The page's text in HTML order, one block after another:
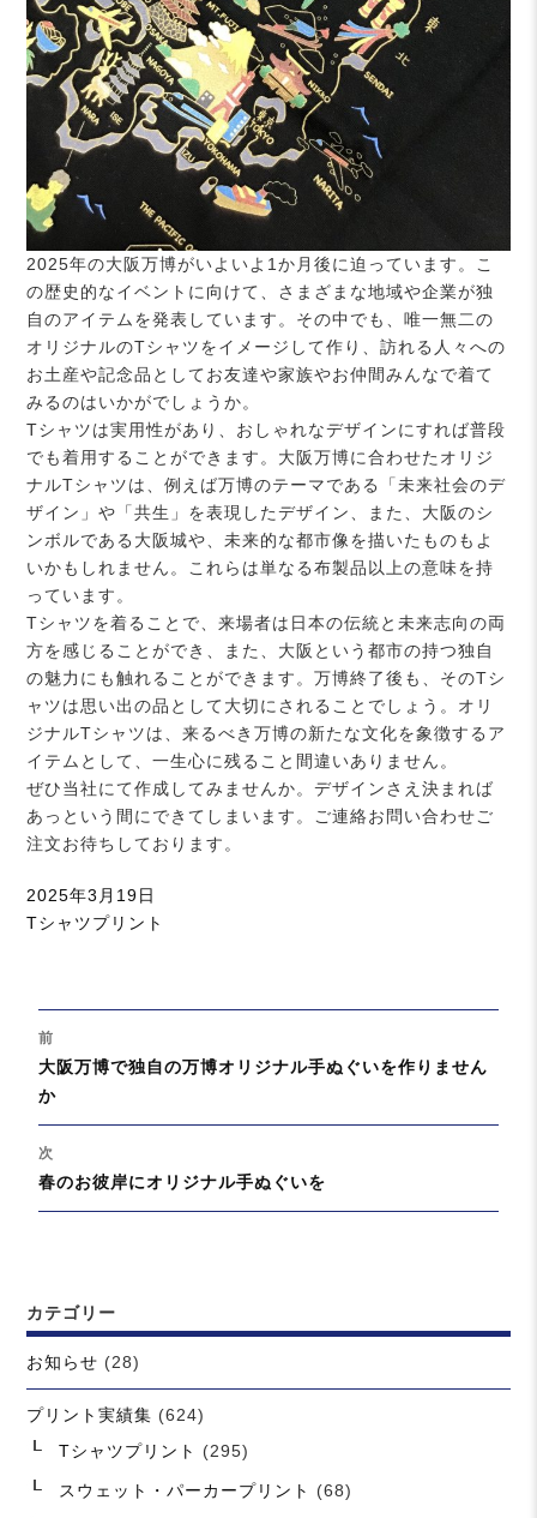
2025年の大阪万博がいよいよ1か月後に迫っています。こ
の歴史的なイベントに向けて、さまざまな地域や企業が独
自のアイテムを発表しています。その中でも、唯一無二の
オリジナルのTシャツをイメージして作り、訪れる人々への
お土産や記念品としてお友達や家族やお仲間みんなで着て
みるのはいかがでしょうか。
Tシャツは実用性があり、おしゃれなデザインにすれば普段
でも着用することができます。大阪万博に合わせたオリジ
ナルTシャツは、例えば万博のテーマである「未来社会のデ
ザイン」や「共生」を表現したデザイン、また、大阪のシ
ンボルである大阪城や、未来的な都市像を描いたものもよ
いかもしれません。これらは単なる布製品以上の意味を持
っています。
Tシャツを着ることで、来場者は日本の伝統と未来志向の両
方を感じることができ、また、大阪という都市の持つ独自
の魅力にも触れることができます。万博終了後も、そのTシ
ャツは思い出の品として大切にされることでしょう。オリ
ジナルTシャツは、来るべき万博の新たな文化を象徴するア
イテムとして、一生心に残ること間違いありません。
ぜひ当社にて作成してみませんか。デザインさえ決まれば
あっという間にできてしまいます。ご連絡お問い合わせご
注文お待ちしております。
投
稿
2025年3月19日
カ
ー
Tシャツプリント
稿
ナ
ビ
ゲ
ー
シ
ョ
前
過
去
の
投
稿:
大阪万博で独自の万博オリジナル手ぬぐいを作りません
か
次
次
の
春のお彼岸にオリジナル手ぬぐいを
カテゴリー
お知らせ (28)
プリント実績集 (624)
Tシャツプリント
(295)
スウェット・パーカープリント (68)